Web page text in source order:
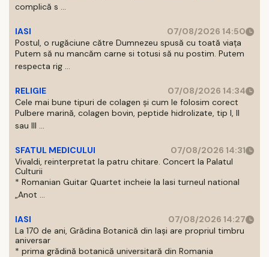
complică s ...
IASI
07/08/2026 14:50
Postul, o rugăciune către Dumnezeu spusă cu toată viața
Putem să nu mancăm carne si totusi să nu postim. Putem
respecta rig ...
RELIGIE
07/08/2026 14:34
Cele mai bune tipuri de colagen și cum le folosim corect
Pulbere marină, colagen bovin, peptide hidrolizate, tip I, II
sau III ...
SFATUL MEDICULUI
07/08/2026 14:31
Vivaldi, reinterpretat la patru chitare. Concert la Palatul
Culturii
* Romanian Guitar Quartet incheie la Iasi turneul national
„Anot ...
IASI
07/08/2026 14:27
La 170 de ani, Grădina Botanică din Iași are propriul timbru
aniversar
* prima grădină botanică universitară din Romania